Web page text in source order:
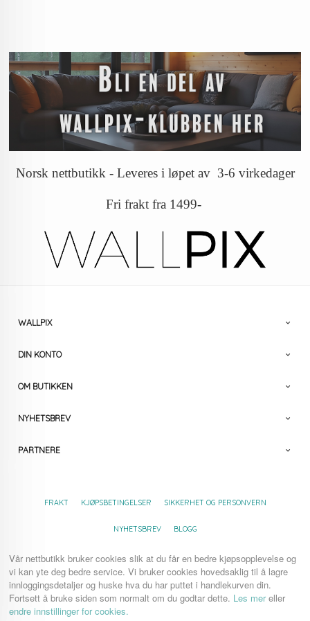
Norsk nettbutikk - Leveres i løpet av 3-6 virkedager
Fri frakt fra 1499-
WALLPIX
DIN KONTO
OM BUTIKKEN
NYHETSBREV
PARTNERE
FRAKT KJØPSBETINGELSER SIKKERHET OG PERSONVERN
NYHETSBREV BLOGG
Vår nettbutikk bruker cookies slik at du får en bedre kjøpsopplevelse og
vi kan yte deg bedre service. Vi bruker cookies hovedsaklig til å lagre
innloggingsdetaljer og huske hva du har puttet i handlekurven din.
Fortsett å bruke siden som normalt om du godtar dette. Les mereller
endre innstillinger for cookies.